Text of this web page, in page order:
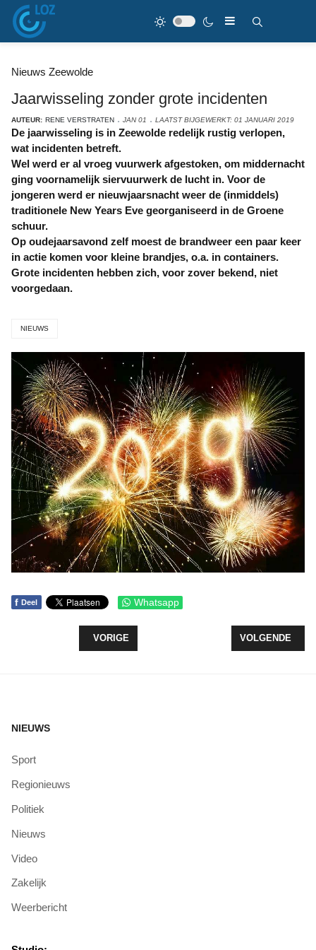
Nieuws Zeewolde
Jaarwisseling zonder grote incidenten
AUTEUR: RENE VERSTRATEN JAN 01 LAATST BIJGEWERKT: 01 JANUARI 2019
De jaarwisseling is in Zeewolde redelijk rustig verlopen,
wat incidenten betreft.
Wel werd er al vroeg vuurwerk afgestoken, om middernacht
ging voornamelijk siervuurwerk de lucht in. Voor de
jongeren werd er nieuwjaarsnacht weer de (inmiddels)
traditionele New Years Eve georganiseerd in de Groene
schuur.
Op oudejaarsavond zelf moest de brandweer een paar keer
in actie komen voor kleine brandjes, o.a. in containers.
Grote incidenten hebben zich, voor zover bekend, niet
voorgedaan.
NIEUWS
f Deel Whatsapp
VORIG ARTIKEL: EEN PORTRET VAN GERRIT
VORIGE VOLGENDE
VOLGENDE
NIEUWS
Sport
Regionieuws
Politiek
Nieuws
Video
Zakelijk
Weerbericht